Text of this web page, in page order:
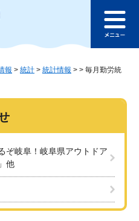
の本文へ
ュ
報 > 統計 > 統計情報 > > 毎月勤労統
ぞ岐阜！岐阜県アウトドア
他